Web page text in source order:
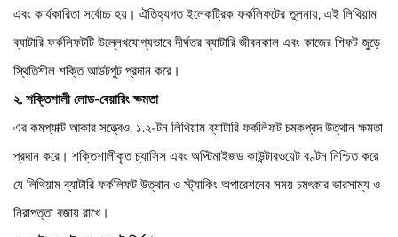
এবং কার্যকারিতা সর্বোচ্চ হয়। ঐতিহ্যগত ইলেকট্রিক ফর্কলিফটের তুলনায়, এই লিথিয়াম
ব্যাটারি ফর্কলিফটটি উল্লেখযোগ্যভাবে দীর্ঘতর ব্যাটারি জীবনকাল এবং কাজের শিফট জুড়ে
স্থিতিশীল শক্তি আউটপুট প্রদান করে।
২. শক্তিশালী লোড-বেয়ারিং ক্ষমতা
এর কমপ্যাক্ট আকার সত্ত্বেও, ১.২-টন লিথিয়াম ব্যাটারি ফর্কলিফট চমকপ্রদ উত্থান ক্ষমতা
প্রদান করে। শক্তিশালীকৃত চ্যাসিস এবং অপ্টিমাইজড কাউন্টারওয়েট বণ্টন নিশ্চিত করে
যে লিথিয়াম ব্যাটারি ফর্কলিফট উত্থান ও স্ট্যাকিং অপারেশনের সময় চমৎকার ভারসাম্য ও
নিরাপত্তা বজায় রাখে।